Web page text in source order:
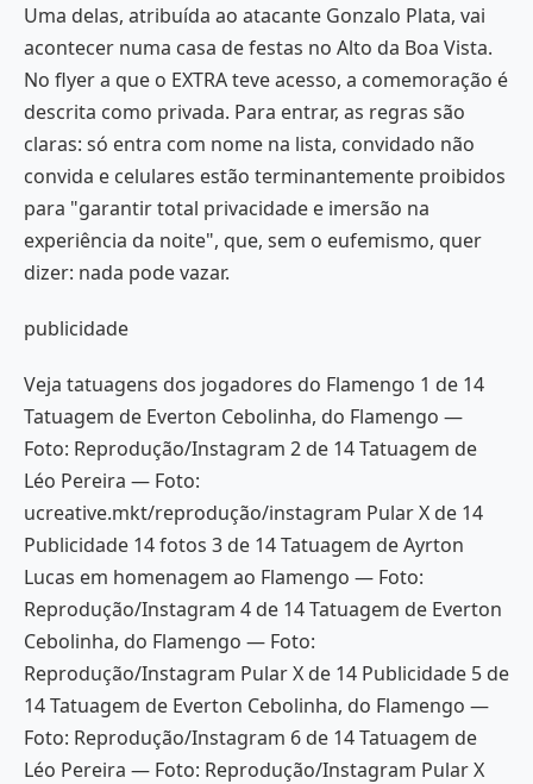
Uma delas, atribuída ao atacante Gonzalo Plata, vai
acontecer numa casa de festas no Alto da Boa Vista.
No flyer a que o EXTRA teve acesso, a comemoração é
descrita como privada. Para entrar, as regras são
claras: só entra com nome na lista, convidado não
convida e celulares estão terminantemente proibidos
para "garantir total privacidade e imersão na
experiência da noite", que, sem o eufemismo, quer
dizer: nada pode vazar.
publicidade
Veja tatuagens dos jogadores do Flamengo 1 de 14
Tatuagem de Everton Cebolinha, do Flamengo —
Foto: Reprodução/Instagram 2 de 14 Tatuagem de
Léo Pereira — Foto:
ucreative.mkt/reprodução/instagram Pular X de 14
Publicidade 14 fotos 3 de 14 Tatuagem de Ayrton
Lucas em homenagem ao Flamengo — Foto:
Reprodução/Instagram 4 de 14 Tatuagem de Everton
Cebolinha, do Flamengo — Foto:
Reprodução/Instagram Pular X de 14 Publicidade 5 de
14 Tatuagem de Everton Cebolinha, do Flamengo —
Foto: Reprodução/Instagram 6 de 14 Tatuagem de
Léo Pereira — Foto: Reprodução/Instagram Pular X